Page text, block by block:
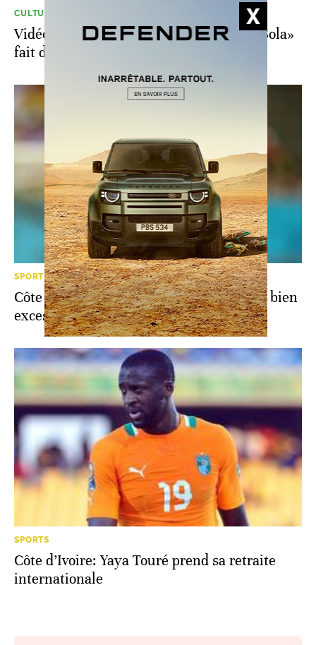
CULTURE
Vidéo. Côte d’Ivoire: la danse «Zeula de Sola»
fait de la résistance face au coupé-décalé
SPORTS
Côte d’Ivoire: Serge Aurier, la polémique bien
excessive de l’«égorgement»
SPORTS
Côte d’Ivoire: Yaya Touré prend sa retraite
internationale